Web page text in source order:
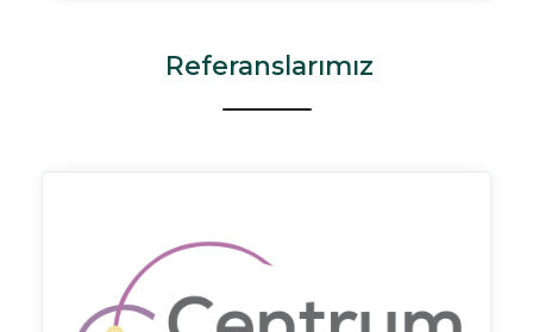
Referanslarımız